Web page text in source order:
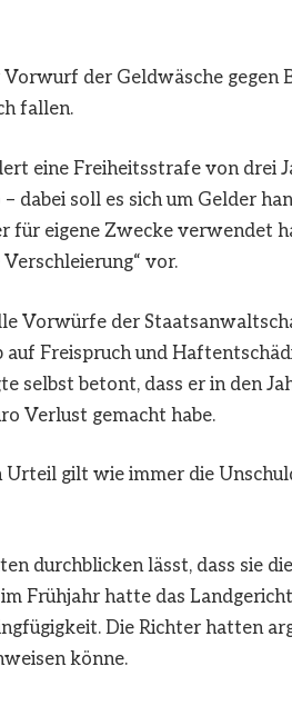
der Geldwäsche gegen
fallen.
eine Freiheitsstrafe von drei
dabei soll es sich um Gelder
für eigene Zwecke verwendet
vor.
Vorwürfe der
auf Freispruch und
selbst betont, dass er in den
Verlust gemacht habe.
gilt wie immer die
durchblicken lässt, dass sie
Frühjahr hatte das
Die Richter hatten
könne.